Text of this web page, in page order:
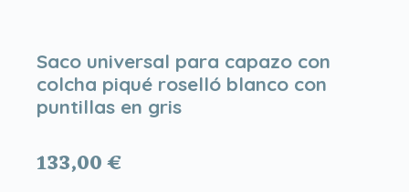
Saco universal para capazo con
colcha piqué roselló blanco con
puntillas en gris
133,00€